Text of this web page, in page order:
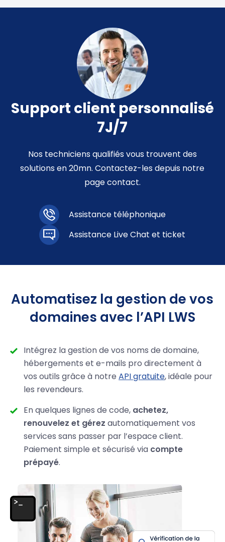
Support client personnalisé
7J/7
Nos techniciens qualifiés vous trouvent des
solutions en 20mn. Contactez-les depuis notre
page contact.
Assistance téléphonique
Assistance Live Chat et ticket
Automatisez la gestion de vos
domaines avec l’API LWS
Intégrez la gestion de vos noms de domaine,
hébergements et e-mails pro directement à
vos outils grâce à notreAPI gratuite, idéale pour
les revendeurs.
En quelques lignes de code, achetez,
renouvelez et gérez automatiquement vos
services sans passer par l’espace client.
Paiement simple et sécurisé via compte
prépayé.